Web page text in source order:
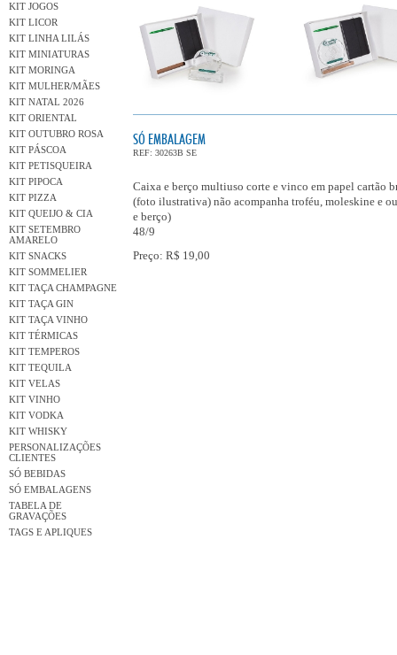
KIT JOGOS
KIT LICOR
KIT LINHA LILÁS
KIT MINIATURAS
KIT MORINGA
KIT MULHER/MÃES
KIT NATAL 2026
KIT ORIENTAL
KIT OUTUBRO ROSA
KIT PÁSCOA
KIT PETISQUEIRA
KIT PIPOCA
KIT PIZZA
KIT QUEIJO & CIA
KIT SETEMBRO
AMARELO
KIT SNACKS
KIT SOMMELIER
KIT TAÇA CHAMPAGNE
KIT TAÇA GIN
KIT TAÇA VINHO
KIT TÉRMICAS
KIT TEMPEROS
KIT TEQUILA
KIT VELAS
KIT VINHO
KIT VODKA
KIT WHISKY
PERSONALIZAÇÕES
CLIENTES
SÓ BEBIDAS
SÓ EMBALAGENS
TABELA DE
GRAVAÇÕES
TAGS E APLIQUES
SÓ EMBALAGEM
REF: 30263B SE
Caixa e berço multiuso corte e vinco em papel cartão
(foto ilustrativa) não acompanha troféu, moleskine e
e berço)
48/9
Preço: R$ 19,00